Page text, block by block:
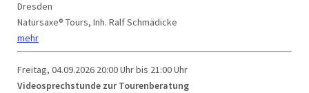
Dresden
Natursaxe® Tours, Inh. Ralf Schmädicke
mehr
Freitag, 04.09.2026 20:00 Uhr bis 21:00 Uhr
Videosprechstunde zur Tourenberatung